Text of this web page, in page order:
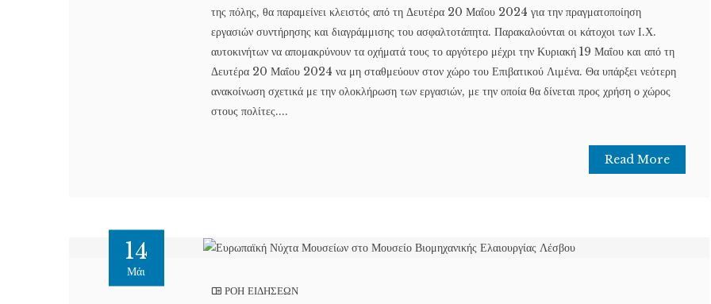
της πόλης, θα παραμείνει κλειστός από τη Δευτέρα 20 Μαΐου 2024 για την πραγματοποίηση
εργασιών συντήρησης και διαγράμμισης του ασφαλτοτάπητα. Παρακαλούνται οι κάτοχοι των Ι.Χ.
αυτοκινήτων να απομακρύνουν τα οχήματά τους το αργότερο μέχρι την Κυριακή 19 Μαΐου και από τη
Δευτέρα 20 Μαΐου 2024 να μη σταθμεύουν στον χώρο του Επιβατικού Λιμένα. Θα υπάρξει νεότερη
ανακοίνωση σχετικά με την ολοκλήρωση των εργασιών, με την οποία θα δίνεται προς χρήση ο χώρος
στους πολίτες....
Read More
14
Μάι
ΡΟΗ ΕΙΔΗΣΕΩΝ